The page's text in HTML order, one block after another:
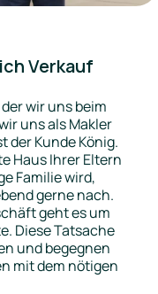
Verkauf
wir uns beim
uns als Makler
der Kunde König.
Haus Ihrer Eltern
Familie wird,
gerne nach.
geht es um
Diese Tatsache
und begegnen
mit dem nötigen